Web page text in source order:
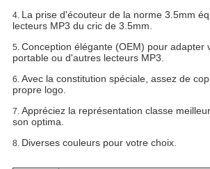
4. La prise d'écouteur de la norme 3.5mm
lecteurs MP3 du cric de 3.5mm.
5. Conception élégante (OEM) pour adapter
portable ou d'autres lecteurs MP3.
6. Avec la constitution spéciale, assez de
propre logo.
7. Appréciez la représentation classe
son optima.
8. Diverses couleurs pour votre choix.